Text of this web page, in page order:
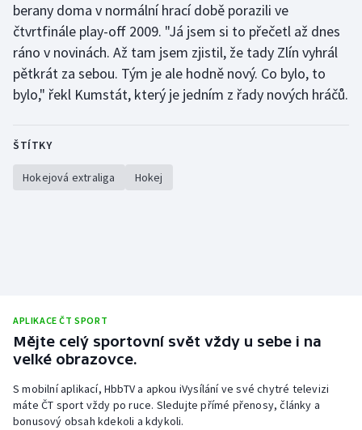
Rychlobruslení
Rychlostní kanoistika
Short track
Sportovní střelba
Stolní tenis
Volejbal
berany doma v normální hrací době porazili ve
čtvrtfinále play-off 2009. "Já jsem si to přečetl až dnes
ráno v novinách. Až tam jsem zjistil, že tady Zlín vyhrál
pětkrát za sebou. Tým je ale hodně nový. Co bylo, to
bylo," řekl Kumstát, který je jedním z řady nových hráčů.
ŠTÍTKY
Hokejová extraliga Hokej
APLIKACE ČT SPORT
Mějte celý sportovní svět vždy u sebe i na
velké obrazovce.
S mobilní aplikací, HbbTV a apkou iVysílání ve své chytré televizi
máte ČT sport vždy po ruce. Sledujte přímé přenosy, články a
bonusový obsah kdekoli a kdykoli.